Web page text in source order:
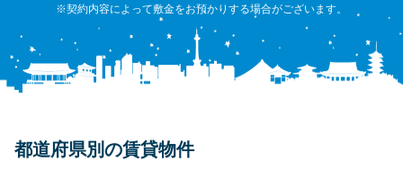
※契約内容によって敷金をお預かりする場合がございます。
都道府県別の賃貸物件